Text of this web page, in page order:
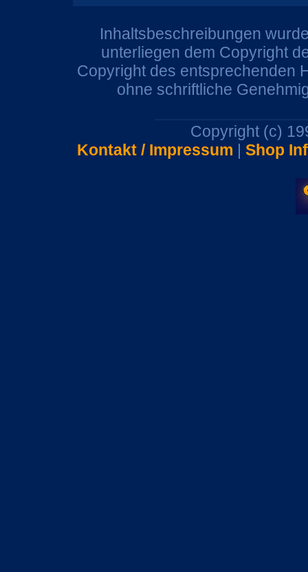
Inhaltsbeschreibungen
unterliegen dem Copyright
Copyright des entsprechenden
ohne schriftliche
Copyright (c)
Kontakt / Impressum | Shop